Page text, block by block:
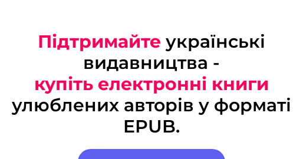
Підтримайте українські
видавництва -
купіть електронні книги
улюблених авторів у форматі
EPUB.